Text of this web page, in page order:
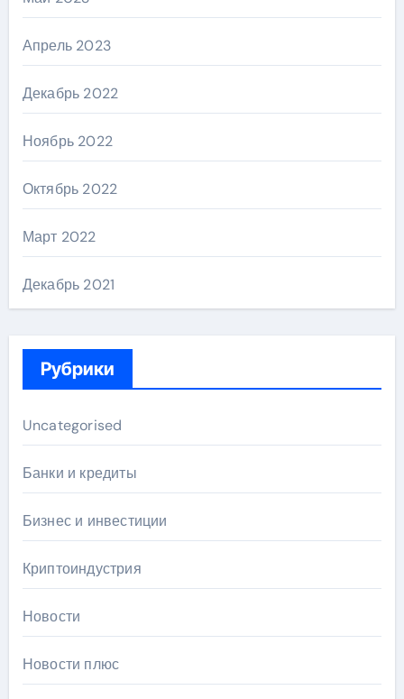
Апрель 2023
Декабрь 2022
Ноябрь 2022
Октябрь 2022
Март 2022
Декабрь 2021
Рубрики
Uncategorised
Банки и кредиты
Бизнес и инвестиции
Криптоиндустрия
Новости
Новости плюс